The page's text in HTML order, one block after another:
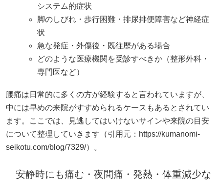
システム的症状
脚のしびれ・歩行困難・排尿排便障害など神経症
状
急な発症・外傷後・既往歴がある場合
どのような医療機関を受診すべきか（整形外科・
専門医など）
腰痛は日常的に多くの方が経験すると言われていますが、
中には早めの来院がすすめられるケースもあるとされてい
ます。ここでは、見逃してはいけないサインや来院の目安
について整理していきます（引用元：https://kumanomi-
seikotu.com/blog/7329/）。
安静時にも痛む・夜間痛・発熱・体重減少な